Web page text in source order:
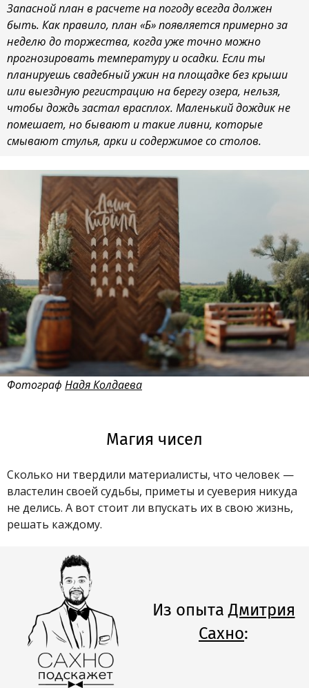
Запасной план в расчете на погоду всегда должен
быть. Как правило, план «Б» появляется примерно за
неделю до торжества, когда уже точно можно
прогнозировать температуру и осадки. Если ты
планируешь свадебный ужин на площадке без крыши
или выездную регистрацию на берегу озера, нельзя,
чтобы дождь застал врасплох. Маленький дождик не
помешает, но бывают и такие ливни, которые
смывают стулья, арки и содержимое со столов.
Фотограф Надя Колдаева
Магия чисел
Сколько ни твердили материалисты, что человек —
властелин своей судьбы, приметы и суеверия никуда
не делись. А вот стоит ли впускать их в свою жизнь,
решать каждому.
Из опытаДмитрия
Сахно: